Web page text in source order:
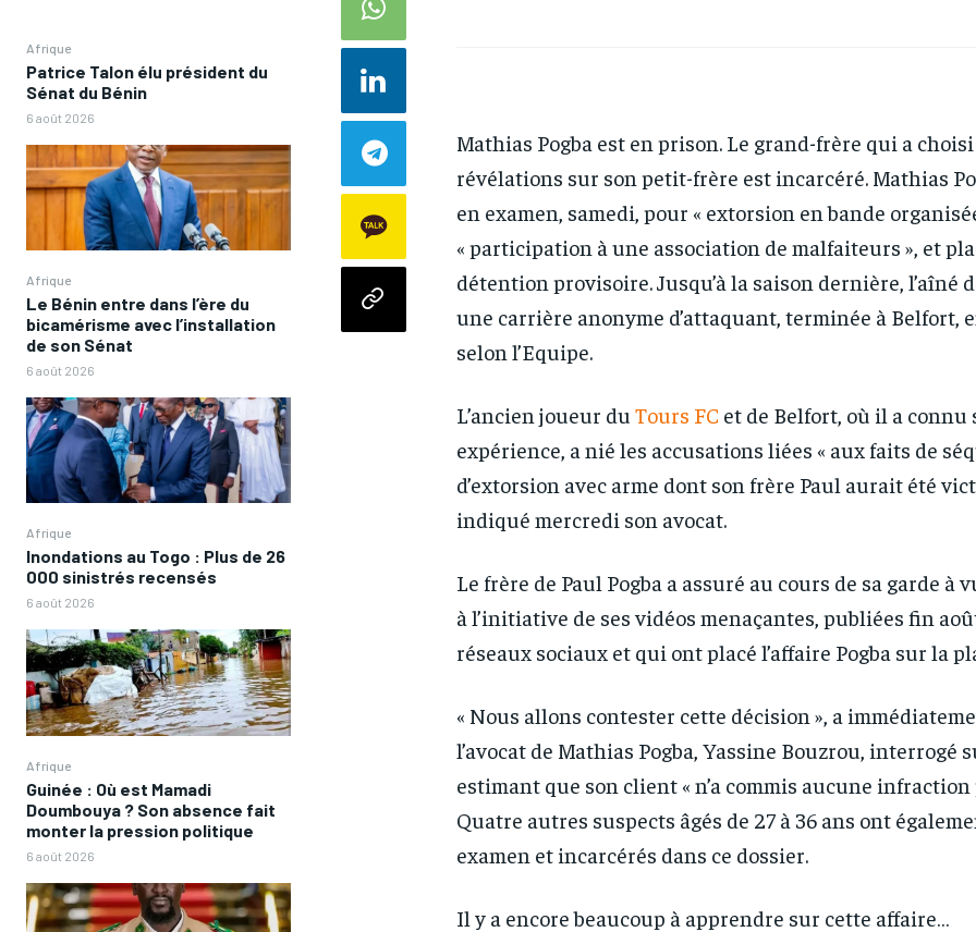
RECOMMENDED
1-YEAR
RECOMMENDED
1-YEAR
Afrique
Patrice Talon élu président du
Sénat du Bénin
6 août 2026
Afrique
Le Bénin entre dans l’ère du
bicamérisme avec l’installation
de son Sénat
6 août 2026
Afrique
Inondations au Togo : Plus de 26
000 sinistrés recensés
6 août 2026
Afrique
Guinée : Où est Mamadi
Doumbouya ? Son absence fait
monter la pression politique
6 août 2026
Mathias Pogba est en prison. Le grand-frère qui a
révélations sur son petit-frère est incarcéré. Mathias
en examen, samedi, pour « extorsion en bande
« participation à une association de malfaiteurs », et
détention provisoire. Jusqu’à la saison dernière, l’aîné
une carrière anonyme d’attaquant, terminée à Belfort,
selon l’Equipe.
L’ancien joueur du Tours FC et de Belfort, où il a connu
expérience, a nié les accusations liées « aux faits de
d’extorsion avec arme dont son frère Paul aurait été
indiqué mercredi son avocat.
Le frère de Paul Pogba a assuré au cours de sa garde à
à l’initiative de ses vidéos menaçantes, publiées fin
réseaux sociaux et qui ont placé l’affaire Pogba sur la
« Nous allons contester cette décision », a
l’avocat de Mathias Pogba, Yassine Bouzrou, interrogé
estimant que son client « n’a commis aucune infraction
Quatre autres suspects âgés de 27 à 36 ans ont
examen et incarcérés dans ce dossier.
Il y a encore beaucoup à apprendre sur cette affaire…